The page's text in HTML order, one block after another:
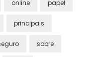
online papel
principais
sobre